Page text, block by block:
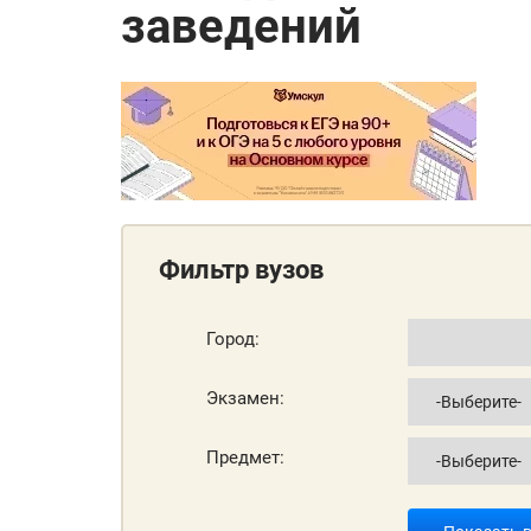
заведений
Фильтр вузов
Город:
Экзамен:
Предмет: